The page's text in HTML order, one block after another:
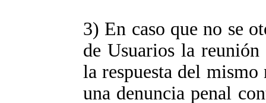
3) En caso que no se
de Usuarios la
la respuesta del mismo
una denuncia penal